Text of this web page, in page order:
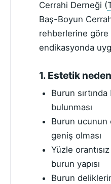
Cerrahi Derneği (
Baş-Boyun
rehberlerine
endikasyonda
1. Estetik
Burun
bulunması
Burun ucunun
geniş olması
Yüzle
burun yapısı
Burun